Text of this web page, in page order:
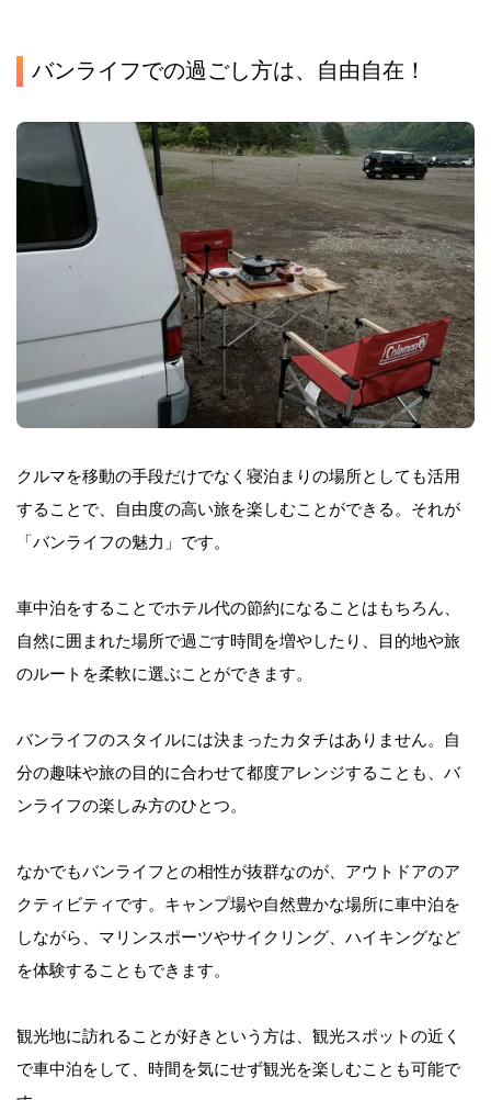
バンライフでの過ごし方は、自由自在！
クルマを移動の手段だけでなく寝泊まりの場所としても活用
することで、自由度の高い旅を楽しむことができる。それが
「バンライフの魅力」です。
車中泊をすることでホテル代の節約になることはもちろん、
自然に囲まれた場所で過ごす時間を増やしたり、目的地や旅
のルートを柔軟に選ぶことができます。
バンライフのスタイルには決まったカタチはありません。自
分の趣味や旅の目的に合わせて都度アレンジすることも、バ
ンライフの楽しみ方のひとつ。
なかでもバンライフとの相性が抜群なのが、アウトドアのア
クティビティです。キャンプ場や自然豊かな場所に車中泊を
しながら、マリンスポーツやサイクリング、ハイキングなど
を体験することもできます。
観光地に訪れることが好きという方は、観光スポットの近く
で車中泊をして、時間を気にせず観光を楽しむことも可能で